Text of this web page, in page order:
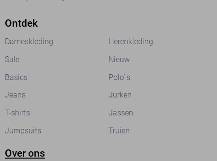
Ontdek
Dameskleding
Herenkleding
Sale
Nieuw
Basics
Polo`s
Jeans
Jurken
T-shirts
Jassen
Jumpsuits
Truien
Over ons